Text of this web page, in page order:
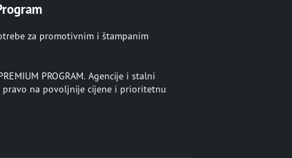
za promotivnim i štampanim
PROGRAM. Agencije i stalni
na povoljnije cijene i prioritetnu